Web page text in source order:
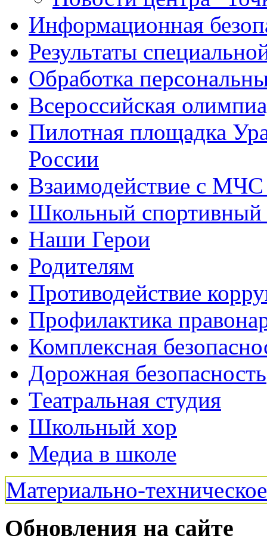
Информационная
Результаты
Обработка
Всероссийская
Пилотная площадка
России
Взаимодействие с
Школьный
Наши Герои
Родителям
Противодействие
Профилактика
Комплексная
Дорожная безопасность
Театральная студия
Школьный хор
Медиа в школе
Материально-
Обновления на сайте